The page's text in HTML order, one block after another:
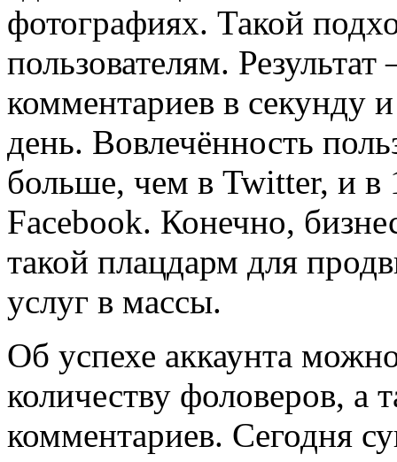
фотографиях. Такой
пользователям.
комментариев в секунду
день. Вовлечённость
больше, чем в Twitter, и в
Facebook. Конечно,
такой плацдарм для
услуг в массы.
Об успехе аккаунта
количеству фоловеров, а
комментариев. Сегодня